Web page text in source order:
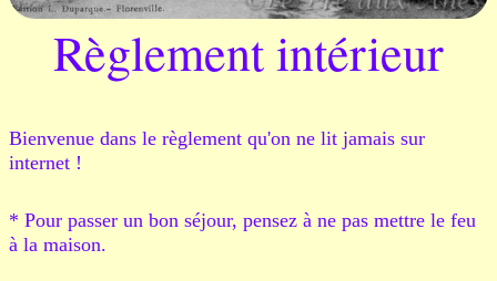
Règlement intérieur
Bienvenue dans le règlement qu'on ne lit jamais sur
internet !
* Pour passer un bon séjour, pensez à ne pas mettre le feu
à la maison.